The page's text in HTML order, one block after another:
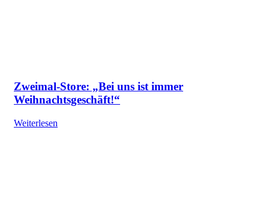
Zweimal-Store: „Bei uns ist immer
Weihnachtsgeschäft!“
Weiterlesen